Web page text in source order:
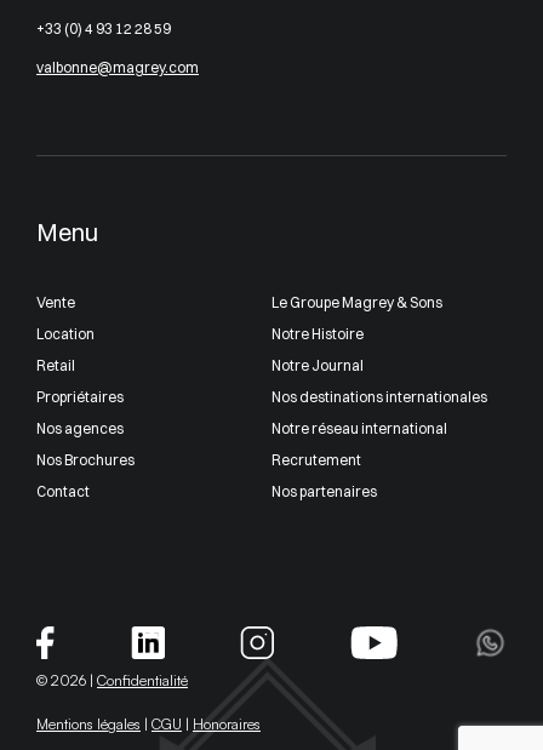
Menu
Vente
Location
Retail
Propriétaires
Nos agences
Nos Brochures
Contact
Le Groupe Magrey & Sons
Notre Histoire
Notre Journal
Nos destinations internationales
Notre réseau international
Recrutement
Nos partenaires
© 2026 | Confidentialité
Mentions légales | CGU | Honoraires
+33 (0) 4 93 12 28 59
valbonne@magrey.com